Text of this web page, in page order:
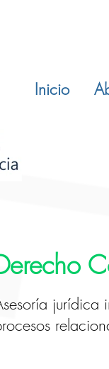
Inicio
jurídica